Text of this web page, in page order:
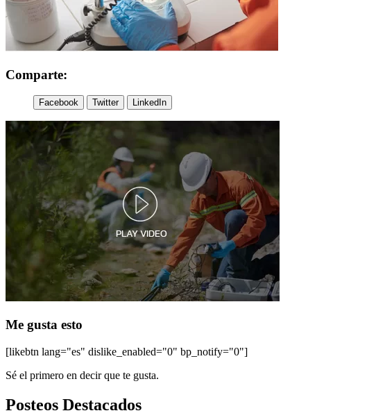
Comparte:
Facebook Twitter LinkedIn
Me gusta esto
[likebtn lang="es" dislike_enabled="0" bp_notify="0"]
Sé el primero en decir que te gusta.
Posteos Destacados